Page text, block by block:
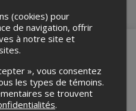
vous n'êtes pas un
bas.
(cookies) pour
de navigation, offrir
à notre site et
», vous consentez
les types de témoins.
se trouvent
.